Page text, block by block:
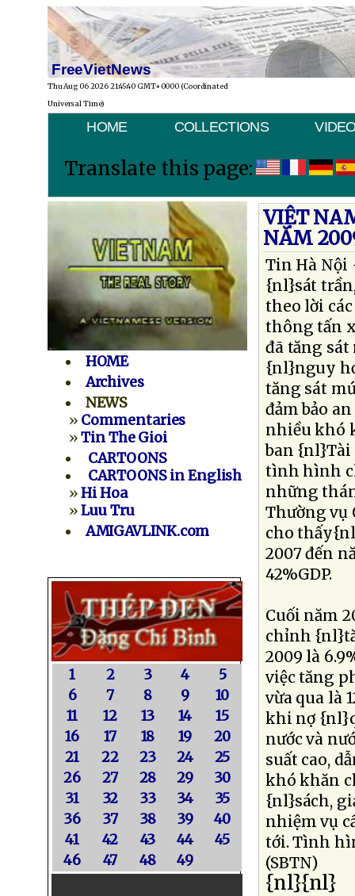
FreeVietNews
Thu Aug 06 2026 21:45:40 GMT+0000 (Coordinated
Universal Time)
HOME COLLECTIONS
Translate this page:
HOME
Archives
NEWS
» Commentaries
»Tin The Gioi
CARTOONS
CARTOONS in English
»Hi Hoa
»Luu Tru
AMIGAVLINK.com
1 2 3 4
5
6
7 8 9
10
11
12 13 14
15
16
17 18 19
20
21
22 23 24
25
26
27 28 29
30
31
32 33 34
35
36
37 38 39
40
41
42 43 44
45
46
47 48 49
VIỆT
NĂM
Tin Hà Nội
{nl}sát
theo lời
thông tấn
đã tăng
{nl}nguy
tăng sát
đảm bảo
nhiều khó
ban {nl}Tài
tình hình
những
Thường vụ
cho
2007 đến
42%GDP.
Cuối năm
chỉnh
2009 là
việc tăng
vừa qua là
khi nợ
nước và
suất cao,
khó khăn
{nl}sách,
nhiệm vụ
tới. Tình
(SBTN)
{nl}{nl}